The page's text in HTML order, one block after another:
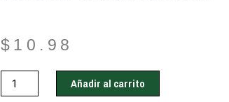
$ 10.98
Start
Protect
Añadir al carrito